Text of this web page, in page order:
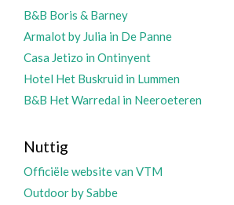
B&B Boris & Barney
Armalot by Julia in De Panne
Casa Jetizo in Ontinyent
Hotel Het Buskruid in Lummen
B&B Het Warredal in Neeroeteren
Nuttig
Officiële website van VTM
Outdoor by Sabbe